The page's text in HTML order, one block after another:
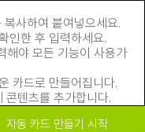
사하여 붙여넣으세요.
인한 후 입력하세요.
해야 모든 기능이 사용가
카드로 만들어집니다.
콘텐츠를 추가합니다.
자동 카드 만들기 시작